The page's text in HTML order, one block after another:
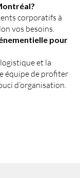
corporatifs à
vos besoins.
pour
et la
équipe de profiter
d’organisation.